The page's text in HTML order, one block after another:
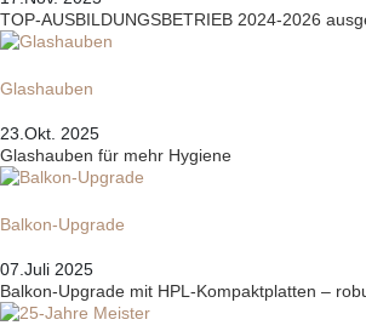
TOP-AUSBILDUNGSBETRIEB 2024-2026
Glashauben
23.Okt. 2025
Glashauben für mehr Hygiene
Balkon-Upgrade
07.Juli 2025
Balkon-Upgrade mit HPL-Kompaktplatten –